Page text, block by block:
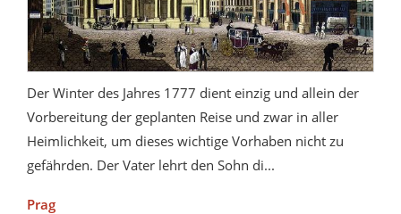
Der Winter des Jahres 1777 dient einzig und allein der
Vorbereitung der geplanten Reise und zwar in aller
Heimlichkeit, um dieses wichtige Vorhaben nicht zu
gefährden. Der Vater lehrt den Sohn di...
Prag